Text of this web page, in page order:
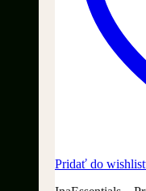
Pridať do